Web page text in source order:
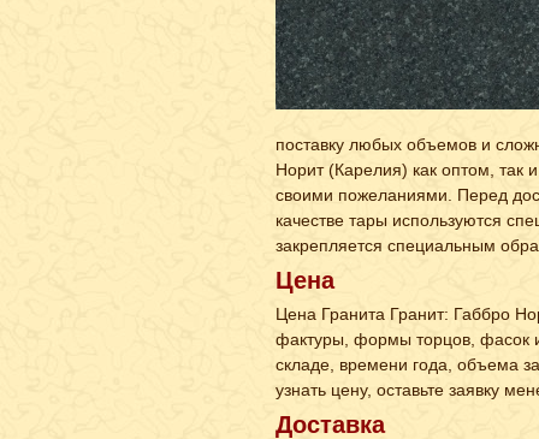
поставку любых объемов и
Норит (Карелия) как оптом, так
своими пожеланиями. Перед
качестве тары используются
закрепляется специальным
Цена
Цена Гранита Гранит: Габбро
фактуры, формы торцов, фасок
складе, времени года, объема
узнать цену, оставьте заявку
Доставка